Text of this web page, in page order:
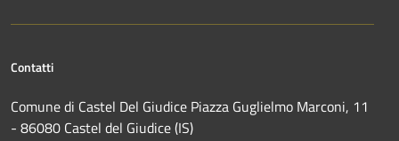
Contatti
Comune di Castel Del Giudice Piazza Guglielmo Marconi, 11
- 86080 Castel del Giudice (IS)